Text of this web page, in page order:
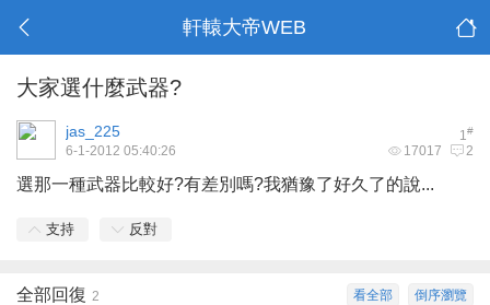
軒轅大帝WEB
大家選什麼武器?
1#
jas_225
17017 2
6-1-2012 05:40:26
選那一種武器比較好?有差別嗎?我猶豫了好久了的說...
支持 反對
倒序瀏覽
看全部
全部回復 2